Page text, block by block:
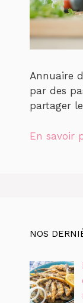
Annuaire
par des
partager
En savoir
NOS